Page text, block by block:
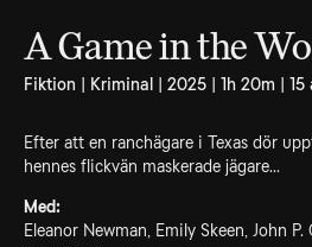
A Game in the
Fiktion | Kriminal | 2025 | 1h 20m | 15
Efter att en ranchägare i Texas dör
hennes flickvän maskerade jägare...
Med:
Eleanor Newman, Emily Skeen, John P.